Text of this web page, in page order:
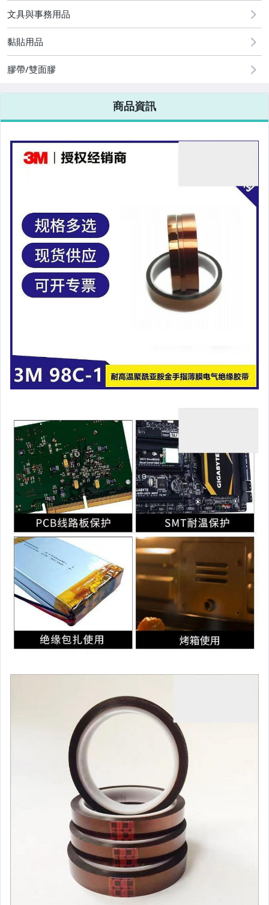
古董、藝術與礦石
手機、配件與通訊
美容保養與彩妝
電腦、平板與周邊
運動、戶外與休閒
嬰幼兒與孕婦
居家、家具與園藝
玩具、模型與公仔
男性精品與服飾
女裝與服飾配件
女包精品與女鞋
家電與影音視聽
文具與事務用品
黏貼用品
膠帶/雙面膠
商品資訊